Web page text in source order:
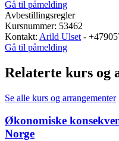
Gå til påmelding
Avbestillingsregler
Kursnummer: 53462
Kontakt: Arild Ulset -
Gå til påmelding
Relaterte kurs og
Se alle kurs og arrangementer
Økonomiske
Norge